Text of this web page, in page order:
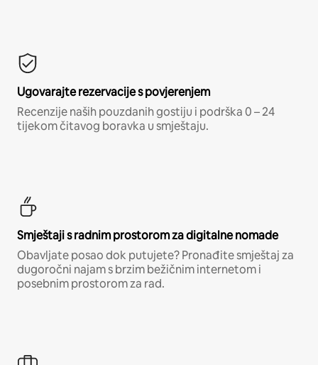
Ugovarajte rezervacije s povjerenjem
Recenzije naših pouzdanih gostiju i podrška 0 – 24
tijekom čitavog boravka u smještaju.
Smještaji s radnim prostorom za digitalne nomade
Obavljate posao dok putujete? Pronađite smještaj za
dugoročni najam s brzim bežičnim internetom i
posebnim prostorom za rad.